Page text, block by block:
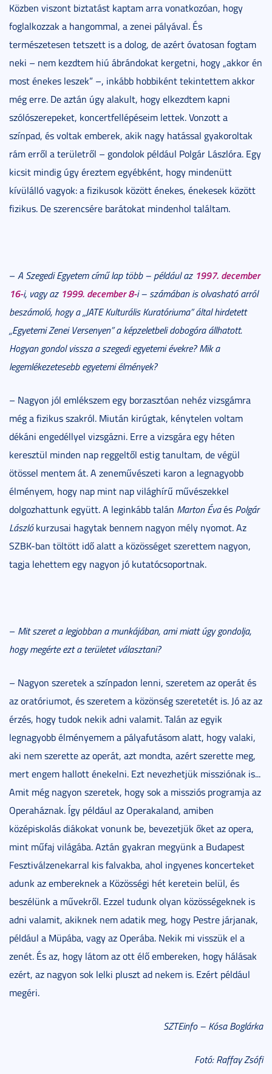
Közben viszont biztatást kaptam arra vonatkozóan, hogy
foglalkozzak a hangommal, a zenei pályával. És
természetesen tetszett is a dolog, de azért óvatosan fogtam
neki – nem kezdtem hiú ábrándokat kergetni, hogy „akkor én
most énekes leszek” –, inkább hobbiként tekintettem akkor
még erre. De aztán úgy alakult, hogy elkezdtem kapni
szólószerepeket, koncertfellépéseim lettek. Vonzott a
színpad, és voltak emberek, akik nagy hatással gyakoroltak
rám erről a területről – gondolok például Polgár Lászlóra. Egy
kicsit mindig úgy éreztem egyébként, hogy mindenütt
kívülálló vagyok: a fizikusok között énekes, énekesek között
fizikus. De szerencsére barátokat mindenhol találtam.
– A Szegedi Egyetem című lap több – például az 1997. december
16-i, vagy az 1999. december 8-i – számában is olvasható arról
beszámoló, hogy a „JATE Kulturális Kuratóriuma” által hirdetett
„Egyetemi Zenei Versenyen” a képzeletbeli dobogóra állhatott.
Hogyan gondol vissza a szegedi egyetemi évekre? Mik a
legemlékezetesebb egyetemi élmények?
– Nagyon jól emlékszem egy borzasztóan nehéz vizsgámra
még a fizikus szakról. Miután kirúgtak, kénytelen voltam
dékáni engedéllyel vizsgázni. Erre a vizsgára egy héten
keresztül minden nap reggeltől estig tanultam, de végül
ötössel mentem át. A zeneművészeti karon a legnagyobb
élményem, hogy nap mint nap világhírű művészekkel
dolgozhattunk együtt. A leginkább talán Marton Évaés Polgár
Lászlókurzusai hagytak bennem nagyon mély nyomot. Az
SZBK-ban töltött idő alatt a közösséget szerettem nagyon,
tagja lehettem egy nagyon jó kutatócsoportnak.
– Mit szeret a legjobban a munkájában, ami miatt úgy gondolja,
hogy megérte ezt a területet választani?
– Nagyon szeretek a színpadon lenni, szeretem az operát és
az oratóriumot, és szeretem a közönség szeretetét is. Jó az az
érzés, hogy tudok nekik adni valamit. Talán az egyik
legnagyobb élményemem a pályafutásom alatt, hogy valaki,
aki nem szerette az operát, azt mondta, azért szerette meg,
mert engem hallott énekelni. Ezt nevezhetjük missziónak is...
Amit még nagyon szeretek, hogy sok a missziós programja az
Operaháznak. Így például az Operakaland, amiben
középiskolás diákokat vonunk be, bevezetjük őket az opera,
mint műfaj világába. Aztán gyakran megyünk a Budapest
Fesztiválzenekarral kis falvakba, ahol ingyenes koncerteket
adunk az embereknek a Közösségi hét keretein belül, és
beszélünk a művekről. Ezzel tudunk olyan közösségeknek is
adni valamit, akiknek nem adatik meg, hogy Pestre járjanak,
például a Müpába, vagy az Operába. Nekik mi visszük el a
zenét. És az, hogy látom az ott élő embereken, hogy hálásak
ezért, az nagyon sok lelki pluszt ad nekem is. Ezért például
megéri.
SZTEinfo – Kósa Boglárka
Fotó: Raffay Zsófi